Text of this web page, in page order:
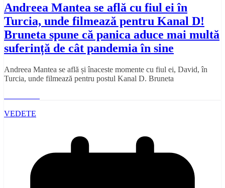
Andreea Mantea se află cu fiul ei în
Turcia, unde filmează pentru Kanal D!
Bruneta spune că panica aduce mai multă
suferință de cât pandemia în sine
Andreea Mantea se află și înaceste momente cu fiul ei, David, în
Turcia, unde filmează pentru postul Kanal D. Bruneta
VEDETE